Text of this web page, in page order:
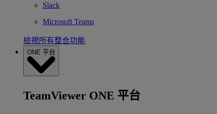
Slack
Microsoft Teams
檢視所有整合功能
ONE 平台
TeamViewer ONE 平台